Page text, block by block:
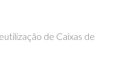
de Caixas de